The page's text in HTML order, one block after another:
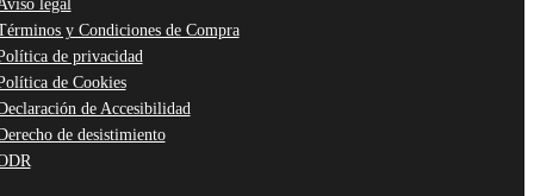
legal
y Condiciones de Compra
de privacidad
de Cookies
de Accesibilidad
de desistimiento